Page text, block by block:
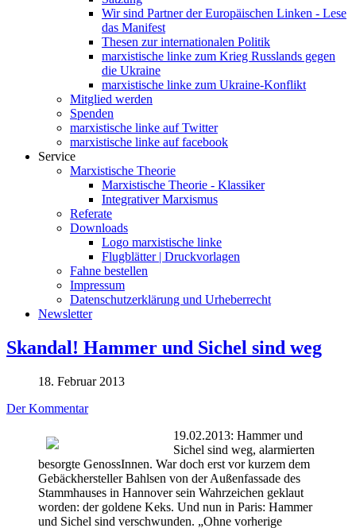
Wir sind Partner der Europäischen Linken - Lese
das Manifest
Thesen zur internationalen Politik
marxistische linke zum Krieg Russlands gegen
die Ukraine
marxistische linke zum Ukraine-Konflikt
Mitglied werden
Spenden
marxistische linke auf Twitter
marxistische linke auf facebook
Service
Marxistische Theorie
Marxistische Theorie - Klassiker
Integrativer Marxismus
Referate
Downloads
Logo marxistische linke
Flugblätter | Druckvorlagen
Fahne bestellen
Impressum
Datenschutzerklärung und Urheberrecht
Newsletter
Skandal! Hammer und Sichel sind weg
18. Februar 2013
Der Kommentar
19.02.2013: Hammer und
Sichel sind weg, alarmierten
besorgte GenossInnen. War doch erst vor kurzem dem
Gebäckhersteller Bahlsen von der Außenfassade des
Stammhauses in Hannover sein Wahrzeichen geklaut
worden: der goldene Keks. Und nun in Paris: Hammer
und Sichel sind verschwunden. „Ohne vorherige